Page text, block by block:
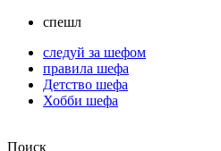
спешл
следуй за шефом
правила шефа
Детство шефа
Хобби шефа
Поиск